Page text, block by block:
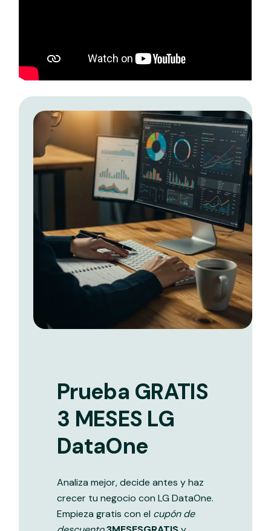
Prueba GRATIS
3 MESES LG
DataOne
Analiza mejor, decide antes y haz
crecer tu negocio con LG DataOne.
Empieza gratis con el cupón de